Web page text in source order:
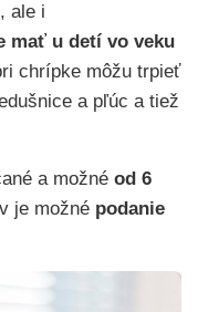
ale i
mať u detí vo veku
chrípke môžu trpieť
a pľúc a tiež
a možné od 6
je možné podanie